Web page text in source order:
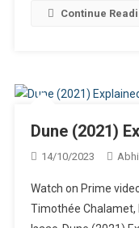
Continue
Dune (2021)
14/10/2023
Watch on Prime
Timothée Chalamet,